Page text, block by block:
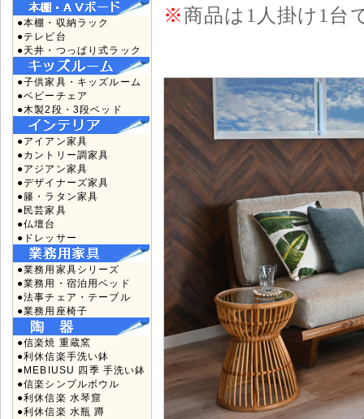
●本棚・収納ラック
●テレビ台
●天井・つっぱり式ラック
●子供家具・キッズルーム
●ベビーチェア
●木製2段・3段ベッド
●アイアン家具
●カントリー調家具
●アジアン家具
●デザイナーズ家具
●籐・ラタン家具
●民芸家具
●仏壇台
●ドレッサー
●業務用家具シリーズ
●業務用・宿泊用ベッド
●法事チェア・テーブル
●業務用座椅子
●信楽焼 重蔵窯
●利休信楽手洗い鉢
●MEBIUSU 四季 手洗い鉢
●信楽シンプルボウル
●利休信楽 水琴窟
●利休信楽 水瓶 蹲
※商品は1人掛け1台